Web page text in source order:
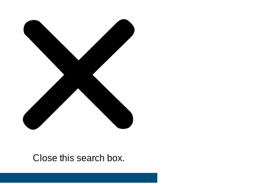
Close this search box.